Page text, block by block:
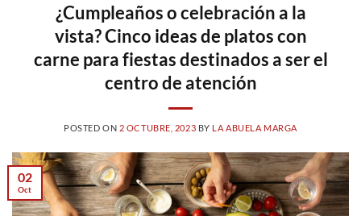
¿Cumpleaños o celebración a la
vista? Cinco ideas de platos con
carne para fiestas destinados a ser el
centro de atención
POSTED ON 2 OCTUBRE, 2023 BY LA ABUELA MARGA
02
Oct